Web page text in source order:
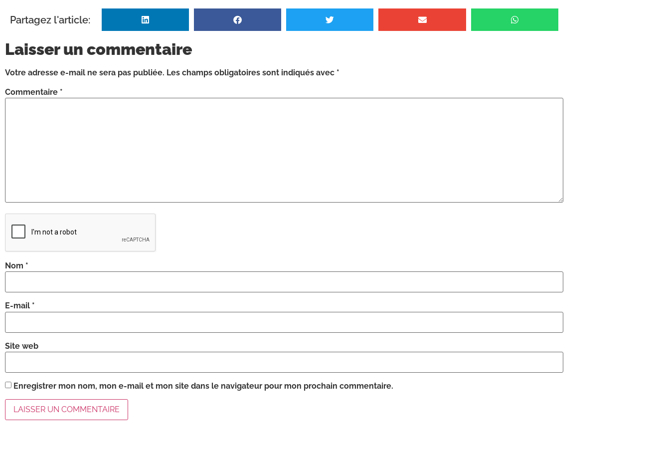
Partagez l'article:
Laisser un commentaire
Votre adresse e-mail ne sera pas publiée. Les champs obligatoires sont indiqués avec *
Commentaire *
Nom *
E-mail *
Site web
Enregistrer mon nom, mon e-mail et mon site dans le navigateur pour mon prochain commentaire.